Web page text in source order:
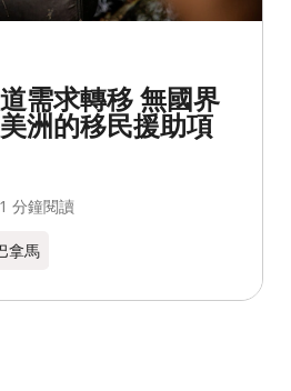
需求轉移 無國界
洲的移民援助項
分鐘閱讀
拿馬